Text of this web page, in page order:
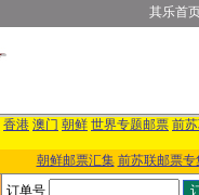
其乐首
香港 澳门 朝鲜 世界专题邮票 前
朝鲜邮票汇集 前苏联邮票专
订单号